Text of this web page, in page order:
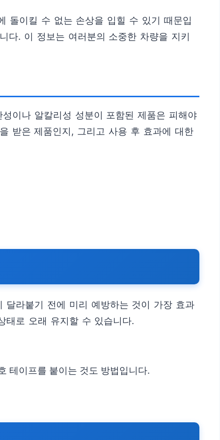
돌이킬 수 없는 손상을 입힐 수 있기 때문입
다. 이 정보는 여러분의 소중한 차량을 지키
이나 알칼리성 성분이 포함된 제품은 피해야
받은 제품인지, 그리고 사용 후 효과에 대한
달라붙기 전에 미리 예방하는 것이 가장 효과
태로 오래 유지할 수 있습니다.
테이프를 붙이는 것도 방법입니다.